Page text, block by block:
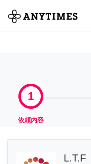
全て
1
依頼内容
L.T.F